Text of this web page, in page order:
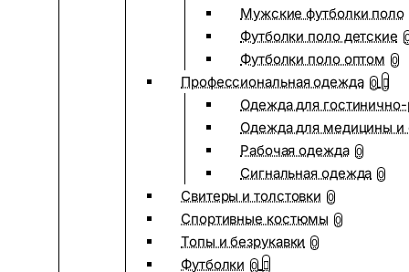
Мужские футболки поло
Футболки поло детские
Футболки поло оптом 0
Профессиональная одежда 0
Одежда для
Одежда для медицины и
Рабочая одежда 0
Сигнальная одежда 0
Свитеры и толстовки 0
Спортивные костюмы 0
Топы и безрукавки 0
Футболки 0